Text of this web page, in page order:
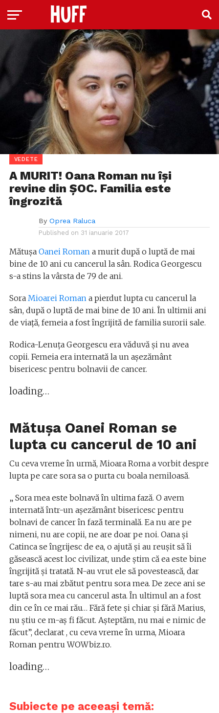
VEDETE
A MURIT! Oana Roman nu își
revine din ȘOC. Familia este
îngrozită
By Oprea Raluca
Published on 31 ianuarie 2017
Mătușa Oanei Roman a murit după o luptă de mai
bine de 10 ani cu cancerul la sân. Rodica Georgescu
s-a stins la vârsta de 79 de ani.
Sora Mioarei Roman a pierdut lupta cu cancerul la
sân, după o luptă de mai bine de 10 ani. În ultimii ani
de viață, femeia a fost îngrijită de familia surorii sale.
Rodica-Lenuța Georgescu era văduvă și nu avea
copii. Femeia era internată la un așezământ
bisericesc pentru bolnavii de cancer.
loading…
Mătușa Oanei Roman se
lupta cu cancerul de 10 ani
Cu ceva vreme în urmă, Mioara Roma a vorbit despre
lupta pe care sora sa o purta cu boala nemiloasă.
„ Sora mea este bolnavă în ultima fază. O avem
internată într-un așezământ bisericesc pentru
bolnavi de cancer în fază terminală. Ea nu are pe
nimeni, nu are copii, ne are doar pe noi. Oana și
Catinca se îngrijesc de ea, o ajută și au reușit să îi
găsească acest loc civilizat, unde știm că ea este bine
îngrijită și tratată. N-au vrut ele să povestească, dar
tare s-au mai zbătut pentru sora mea. De zece ani se
luptă sora mea cu cancerul asta. În ultimul an a fost
din ce în ce mai rău… Fără fete și chiar și fără Marius,
nu știu ce m-aș fi făcut. Așteptăm, nu mai e nimic de
făcut”, declarat , cu ceva vreme în urma, Mioara
Roman pentru WOWbiz.ro.
loading…
Subiecte pe aceeași temă: